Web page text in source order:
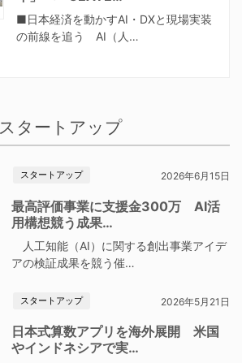
■日本経済を動かすAI・DXと現場実装
の前線を追う AI（人…
スタートアップ
スタートアップ 2026年6月15日
最高評価事業に支援金300万 AI活
用構想競う成果…
人工知能（AI）に関する創出事業アイデ
アの検証成果を競う催…
スタートアップ 2026年5月21日
日本式算数アプリを海外展開 米国
やインドネシアで実…